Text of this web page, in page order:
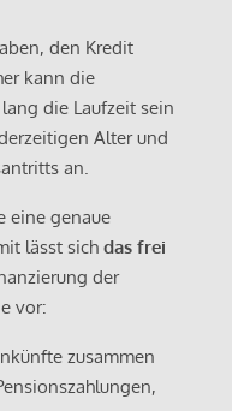
den Kredit
kann die
die Laufzeit sein
Alter und
an.
eine genaue
lässt sich das frei
der
vor:
zusammen